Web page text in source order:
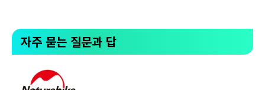
자주 묻는 질문과 답